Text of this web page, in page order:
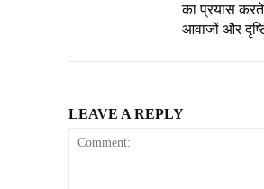
का प्रयास
आवाजों और
LEAVE A REPLY